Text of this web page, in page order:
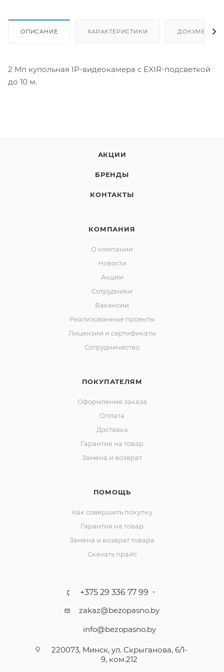
ОПИСАНИЕ ХАРАКТЕРИСТИКИ ДОКУМЕНТЫ
2 Мп купольная IP-видеокамера с EXIR-подсветкой
до 10 м.
АКЦИИ
БРЕНДЫ
КОНТАКТЫ
КОМПАНИЯ
О компании
Новости
Акции
Сотрудники
Вакансии
Реализованные проекты
Лицензии и сертификаты
Сотрудничество
ПОКУПАТЕЛЯМ
Оформление заказа
Оплата
Доставка
Гарантия на товар
Замена и возврат
ПОМОЩЬ
Как совершить покупку
Гарантия на товар
Замена и возврат товара
Скачать прайс
+375 29 336 77 99
zakaz@bezopasno.by
info@bezopasno.by
220073, Минск, ул. Скрыганова, 6/1-
9, ком.212